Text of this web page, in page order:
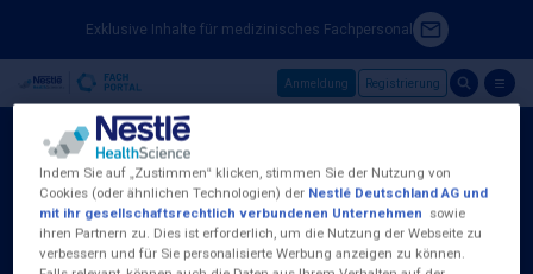
Skip to main content
Exklusive Inhalte für medizinisches Fachpersonal
Anmeldung Registrierung
Nestlé Health Science (Deutschland) GmbH
Baseler Straße 46
Indem Sie auf „Zustimmen“ klicken, stimmen Sie der Nutzung von
Cookies (oder ähnlichen Technologien) der Nestlé Deutschland AG und
mit ihr gesellschaftsrechtlich verbundenen Unternehmen sowie
ihren Partnern zu. Dies ist erforderlich, um die Nutzung der Webseite zu
verbessern und für Sie personalisierte Werbung anzeigen zu können.